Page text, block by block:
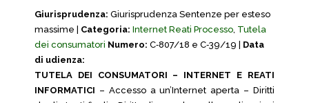
Giurisprudenza: Giurisprudenza Sentenze per esteso
massime | Categoria: Internet Reati Processo, Tutela
dei consumatori Numero: C‑807/18 e C‑39/19 | Data
di udienza:
TUTELA DEI CONSUMATORI – INTERNET E REATI
INFORMATICI – Accesso a un’Internet aperta – Diritti